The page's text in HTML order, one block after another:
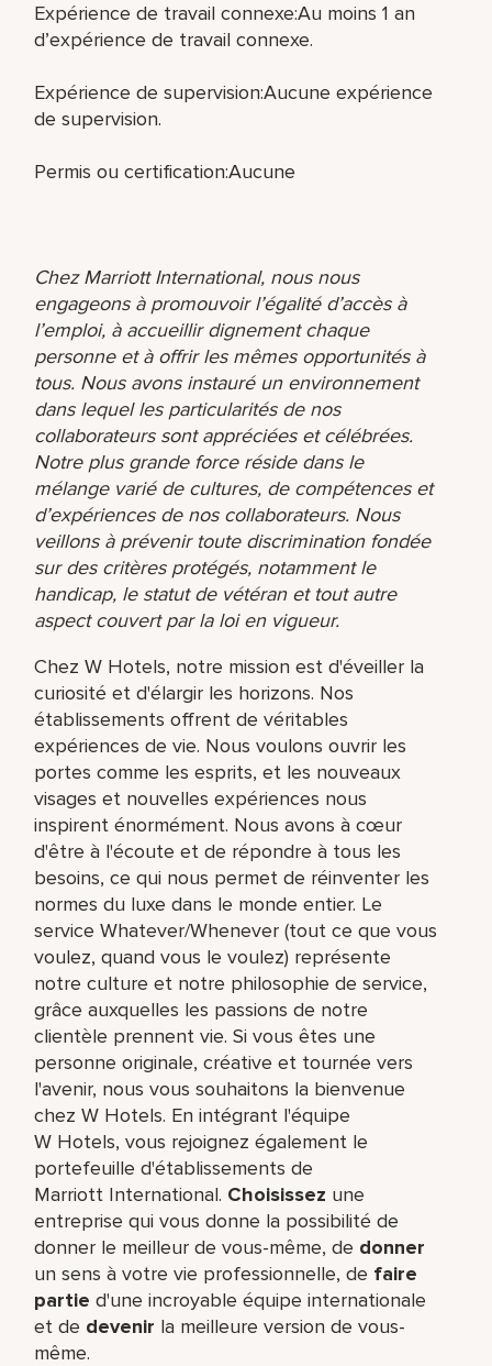
Expérience de travail connexe:Au moins 1 an
d’expérience de travail connexe.
Expérience de supervision:Aucune expérience
de supervision.
Permis ou certification:Aucune
Chez Marriott International, nous nous
engageons à promouvoir l’égalité d’accès à
l’emploi, à accueillir dignement chaque
personne et à offrir les mêmes opportunités à
tous. Nous avons instauré un environnement
dans lequel les particularités de nos
collaborateurs sont appréciées et célébrées.
Notre plus grande force réside dans le
mélange varié de cultures, de compétences et
d’expériences de nos collaborateurs. Nous
veillons à prévenir toute discrimination fondée
sur des critères protégés, notamment le
handicap, le statut de vétéran et tout autre
aspect couvert par la loi en vigueur.
Chez W Hotels, notre mission est d'éveiller la
curiosité et d'élargir les horizons. Nos
établissements offrent de véritables
expériences de vie. Nous voulons ouvrir les
portes comme les esprits, et les nouveaux
visages et nouvelles expériences nous
inspirent énormément. Nous avons à cœur
d'être à l'écoute et de répondre à tous les
besoins, ce qui nous permet de réinventer les
normes du luxe dans le monde entier. Le
service Whatever/Whenever (tout ce que vous
voulez, quand vous le voulez) représente
notre culture et notre philosophie de service,
grâce auxquelles les passions de notre
clientèle prennent vie. Si vous êtes une
personne originale, créative et tournée vers
l'avenir, nous vous souhaitons la bienvenue
chez W Hotels. En intégrant l'équipe
W Hotels, vous rejoignez également le
portefeuille d'établissements de
Marriott International. Choisissez une
entreprise qui vous donne la possibilité de
donner le meilleur de vous-même,​ de donner
un sens à votre vie professionnelle, de faire
partie d'une incroyable équipe​ internationale
et de devenir la meilleure version de vous-
même.